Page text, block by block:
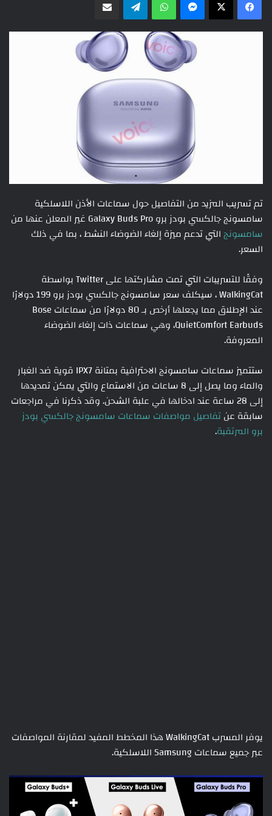
تم تسريب المزيد من التفاصيل حول سماعات الأذن اللاسلكية
سامسونج جالكسي بودز برو Galaxy Buds Pro غير المعلن عنها من
سامسونجالتي تدعم ميزة إلغاء الضوضاء النشط ، بما في ذلك
السعر.
وفقًا للتسريبات التي تمت مشاركتها على Twitter بواسطة
WalkingCat ، سيكلف سعر سامسونج جالكسي بودز برو 199 دولارًا
عند الإطلاق مما يجعلها أرخص بـ 80 دولارًا من سماعات Bose
QuietComfort Earbuds، وهي سماعات ذات إلغاء الضوضاء
المعروفة.
ستتميز سماعات سامسونج الاحترافية بمتانة IPX7 قوية ضد الغبار
والماء وما يصل إلى 8 ساعات من الاستماع والتي يمكن تمديدها
إلى 28 ساعة عند ادخالها في علبة الشحن. وقد ذكرنا في مراجعات
سابقة عنتفاصيل مواصفات سماعات سامسونج جالكسي بودز
برو المرتقبة.
يوفر المسرب WalkingCat هذا المخطط المفيد لمقارنة المواصفات
عبر جميع سماعات Samsung اللاسلكية.